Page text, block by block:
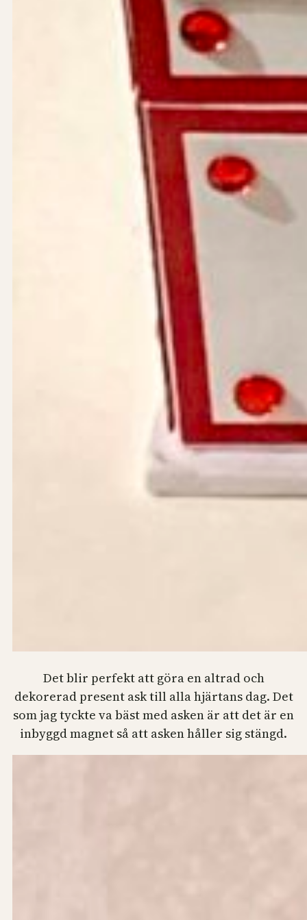
Det blir perfekt att göra en altrad och
dekorerad present ask till alla hjärtans dag. Det
som jag tyckte va bäst med asken är att det är en
inbyggd magnet så att asken håller sig stängd.